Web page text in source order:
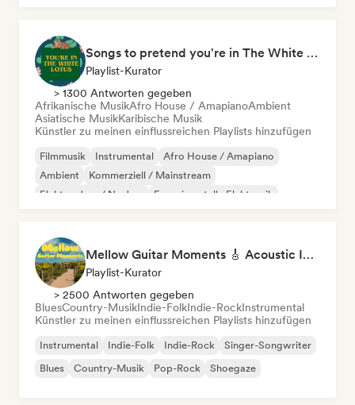
Songs to pretend you're in The White Lotus
Playlist-Kurator
> 1300 Antworten gegeben
Afrikanische MusikAfro House / AmapianoAmbient
Asiatische MusikKaribische Musik
Künstler zu meinen einflussreichen Playlists hinzufügen
Filmmusik Instrumental
Afro House / Amapiano
Ambient
Kommerziell / Mainstream
Elektro-Jazz / Nu Jazz
Experimentelle Elektronik
Mellow Guitar Moments 🎸 Acoustic Indie Folk & Singer-Songwriter
Playlist-Kurator
> 2500 Antworten gegeben
BluesCountry-MusikIndie-FolkIndie-RockInstrumental
Künstler zu meinen einflussreichen Playlists hinzufügen
Instrumental Indie-Folk Indie-Rock
Singer-Songwriter
Blues
Country-Musik Pop-Rock Shoegaze